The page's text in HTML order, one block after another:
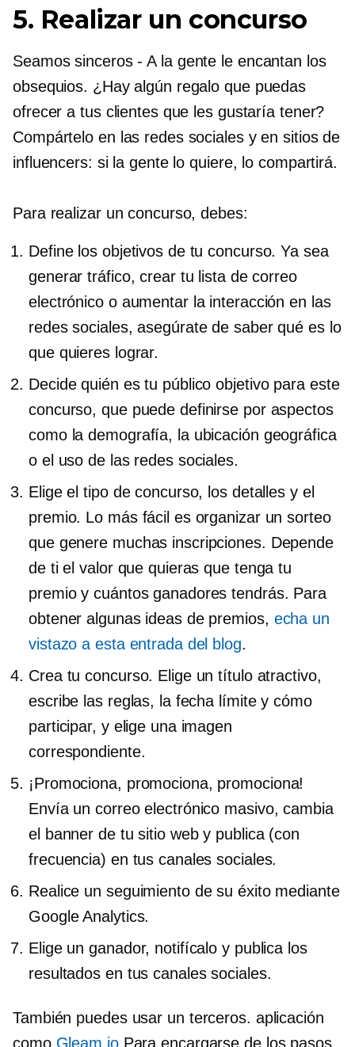
5. Realizar un concurso
Seamos sinceros- A la gente le encantan los
obsequios. ¿Hay algún regalo que puedas
ofrecer a tus clientes que les gustaría tener?
Compártelo en las redes sociales y en sitios de
influencers: si la gente lo quiere, lo compartirá.
Para realizar un concurso, debes:
Define los objetivos de tu concurso. Ya sea
generar tráfico, crear tu lista de correo
electrónico o aumentar la interacción en las
redes sociales, asegúrate de saber qué es lo
que quieres lograr.
Decide quién es tu público objetivo para este
concurso, que puede definirse por aspectos
como la demografía, la ubicación geográfica
o el uso de las redes sociales.
Elige el tipo de concurso, los detalles y el
premio. Lo más fácil es organizar un sorteo
que genere muchas inscripciones. Depende
de ti el valor que quieras que tenga tu
premio y cuántos ganadores tendrás. Para
obtener algunas ideas de premios, echa un
vistazo a esta entrada del blog.
Crea tu concurso. Elige un título atractivo,
escribe las reglas, la fecha límite y cómo
participar, y elige una imagen
correspondiente.
¡Promociona, promociona, promociona!
Envía un correo electrónico masivo, cambia
el banner de tu sitio web y publica (con
frecuencia) en tus canales sociales.
Realice un seguimiento de su éxito mediante
Google Analytics.
Elige un ganador, notifícalo y publica los
resultados en tus canales sociales.
También puedes usar un terceros. aplicación
como Gleam.ioPara encargarse de los pasos